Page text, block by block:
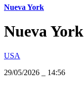
Nueva York
Nueva York
USA
29/05/2026
14:56